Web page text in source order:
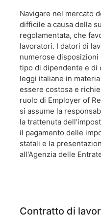
Navigare nel mercato
difficile a causa della
regolamentata, che
lavoratori. I datori di
numerose disposizioni
tipo di dipendente e di
leggi italiane in
essere costosa e
ruolo di Employer of
si assume la
la trattenuta
il pagamento delle
statali e la
all'Agenzia delle
Contratto di